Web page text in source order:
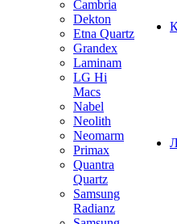
Cambria
Dekton
Etna Quartz
Grandex
Laminam
LG Hi
Macs
Nabel
Neolith
Neomarm
Primax
Quantra
Quartz
Samsung
Radianz